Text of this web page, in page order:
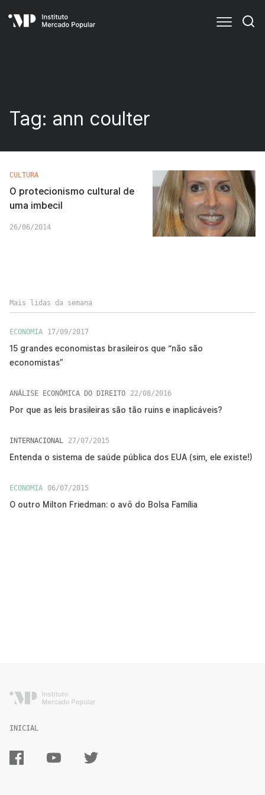
Tag: ann coulter
CULTURA
O protecionismo cultural de
uma imbecil
26/06/2014
Mais lidas da semana
ECONOMIA 17/09/2017
15 grandes economistas brasileiros que “não são
economistas”
ANÁLISE ECONÔMICA DO DIREITO 22/08/2016
Por que as leis brasileiras são tão ruins e inaplicáveis?
INTERNACIONAL 27/07/2015
Entenda o sistema de saúde pública dos EUA (sim, ele existe!)
ECONOMIA 06/07/2015
O outro Milton Friedman: o avô do Bolsa Família
INICIAL